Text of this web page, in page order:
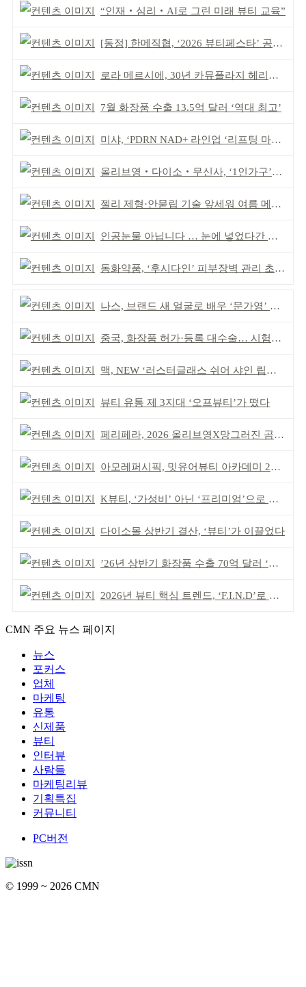
“인재‧심리‧AI로 그린 미래 뷰티 교육”
[동정] 한메직협, ‘2026 뷰티페스타’ 공동 주최
로라 메르시에, 30년 카뮤플라지 헤리티지 담아
7월 화장품 수출 13.5억 달러 ‘역대 최고’
미샤, ‘PDRN NAD+ 라인업 ‘리프팅 마스크’ 출시
올리브영‧다이소‧무신사, ‘1인가구’가 이끈다
젤리 제형·안묻립 기술 앞세워 여름 메이크업 시장 공략
인공눈물 아닙니다 … 눈에 넣었다간 각막 손상
동화약품, ‘후시다인’ 피부장벽 관리 초점 ‘리브랜딩’
나스, 브랜드 새 얼굴로 배우 ‘문가영’ 발탁
중국, 화장품 허가·등록 대수술… 시험자료 공용 허용
맥, NEW ‘러스터글래스 쉬어 샤인 립스틱’ 출시
뷰티 유통 제 3지대 ‘오프뷰티’가 떴다
페리페라, 2026 올리브영X망그러진 곰 콜라보
아모레퍼시픽, 밋유어뷰티 아카데미 2기 발대식
K뷰티, ‘가성비’ 아닌 ‘프리미엄’으로 승부걸어야
다이소몰 상반기 결산, ‘뷰티’가 이끌었다
’26년 상반기 화장품 수출 70억 달러 ‘역대 최고’
2026년 뷰티 핵심 트렌드, ‘F.I.N.D’로 읽는다
CMN 주요 뉴스 페이지
뉴스
포커스
업체
마케팅
유통
신제품
뷰티
인터뷰
사람들
마케팅리뷰
기획특집
커뮤니티
PC버전
© 1999 ~ 2026 CMN